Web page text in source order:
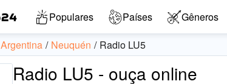
Populares Países Gêneros
Argentina Neuquén Radio LU5
Radio LU5 - ouça online